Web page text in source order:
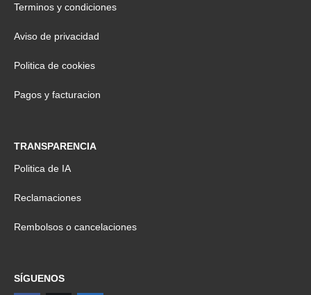
Terminos y condiciones
Aviso de privacidad
Politica de cookies
Pagos y facturacion
TRANSPARENCIA
Politica de IA
Reclamaciones
Rembolsos o cancelaciones
SÍGUENOS